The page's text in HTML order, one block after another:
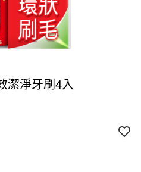
潔淨牙刷4入